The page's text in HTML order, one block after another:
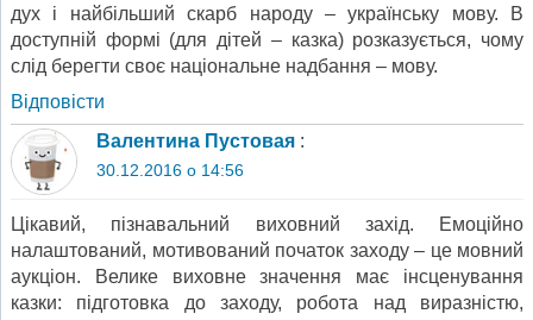
дух і найбільший скарб народу – українську мову. В
доступній формі (для дітей – казка) розказується, чому
слід берегти своє національне надбання – мову.
Відповіcти
Валентина Пустовая :
30.12.2016 о 14:56
Цікавий, пізнавальний виховний захід. Емоційно
налаштований, мотивований початок заходу – це мовний
аукціон. Велике виховне значення має інсценування
казки: підготовка до заходу, робота над виразністю,